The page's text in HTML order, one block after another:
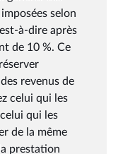
selon
à-dire après
de 10 %. Ce
revenus de
celui qui les
qui les
de la même
prestation